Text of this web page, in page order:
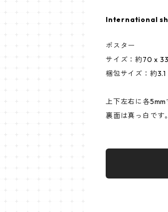
International
ポスター
サイズ：約70 x
梱包サイズ：約3.1
上下左右に各5mm
裏面は真っ白です。